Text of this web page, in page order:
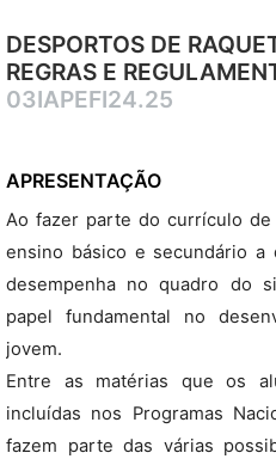
DESPORTOS DE
REGRAS E
03IAPEFI24.25
APRESENTAÇÃO
Ao fazer parte do currículo
ensino básico e secundário a
desempenha no quadro do
papel fundamental no
jovem.
Entre as matérias que os
incluídas nos Programas
fazem parte das várias